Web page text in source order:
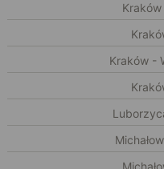
Kraków
Kraków -